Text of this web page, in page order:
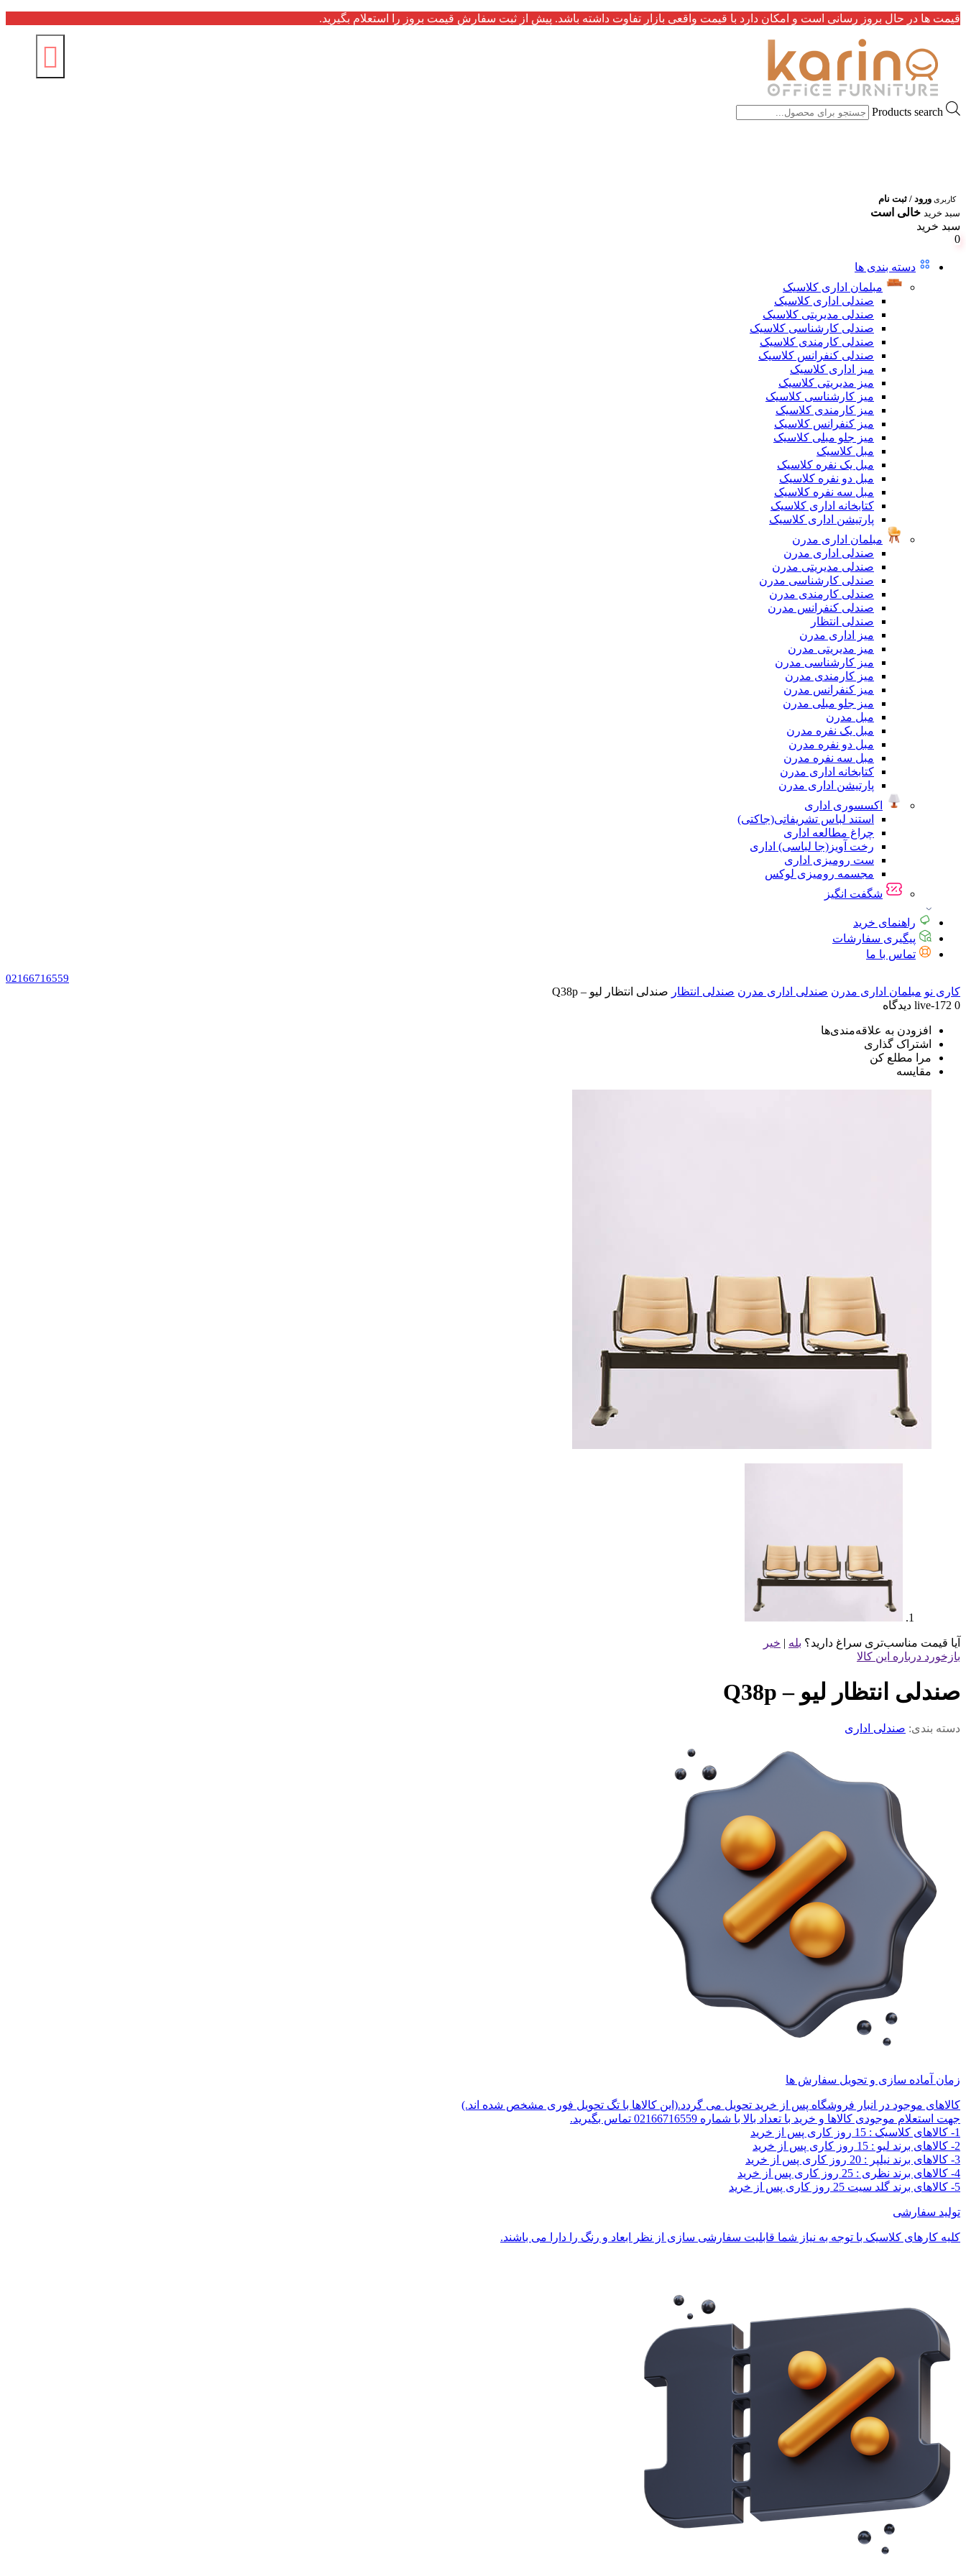
قیمت ها در حال بروز رسانی است و امکان دارد با قیمت واقعی بازار تفاوت داشته باشد. پیش از ثبت سفارش قیمت بروز را استعلام بگیرید.
Products search
کاربری ورود / ثبت نام
سبد خرید خالی است
سبد خرید
0
دسته بندی ها
مبلمان اداری کلاسیک
صندلی اداری کلاسیک
صندلی مدیریتی کلاسیک
صندلی کارشناسی کلاسیک
صندلی کارمندی کلاسیک
صندلی کنفرانس کلاسیک
میز اداری کلاسیک
میز مدیریتی کلاسیک
میز کارشناسی کلاسیک
میز کارمندی کلاسیک
میز کنفرانس کلاسیک
میز جلو مبلی کلاسیک
مبل کلاسیک
مبل یک نفره کلاسیک
مبل دو نفره کلاسیک
مبل سه نفره کلاسیک
کتابخانه اداری کلاسیک
پارتیشن اداری کلاسیک
مبلمان اداری مدرن
صندلی اداری مدرن
صندلی مدیریتی مدرن
صندلی کارشناسی مدرن
صندلی کارمندی مدرن
صندلی کنفرانس مدرن
صندلی انتظار
میز اداری مدرن
میز مدیریتی مدرن
میز کارشناسی مدرن
میز کارمندی مدرن
میز کنفرانس مدرن
میز جلو مبلی مدرن
مبل مدرن
مبل یک نفره مدرن
مبل دو نفره مدرن
مبل سه نفره مدرن
کتابخانه اداری مدرن
پارتیشن اداری مدرن
اکسسوری اداری
استند لباس تشریفاتی(جاکتی)
چراغ مطالعه اداری
رخت آویز(جا لباسی) اداری
ست رومیزی اداری
مجسمه رومیزی لوکس
شگفت انگیز
راهنمای خرید
پیگیری سفارشات
تماس با ما
02166716559
کاری نو مبلمان اداری مدرن صندلی اداری مدرن صندلی انتظار صندلی انتظار لیو – Q38p
live-172 0 دیدگاه
افزودن به علاقه‌مندی‌ها
اشتراک گذاری
مرا مطلع کن
مقایسه
آیا قیمت مناسب‌تری سراغ دارید؟ بله | خیر
بازخورد درباره این کالا
صندلی انتظار لیو – Q38p
دسته بندی: صندلی اداری
زمان آماده سازی و تحویل سفارش ها
کالاهای موجود در انبار فروشگاه پس از خرید تحویل می گردد.(این کالاها با تگ تحویل فوری مشخص شده اند.)
جهت استعلام موجودی کالاها و خرید با تعداد بالا با شماره 02166716559 تماس بگیرید.
1- کالاهای کلاسیک : 15 روز کاری پس از خرید
2- کالاهای برند لیو : 15 روز کاری پس از خرید
3- کالاهای برند نیلپر : 20 روز کاری پس از خرید
4- کالاهای برند نظری : 25 روز کاری پس از خرید
5- کالاهای برند گلد سیت 25 روز کاری پس از خرید
تولید سفارشی
کلیه کارهای کلاسیک با توجه به نیاز شما قابلیت سفارشی سازی از نظر ابعاد و رنگ را دارا می باشند.